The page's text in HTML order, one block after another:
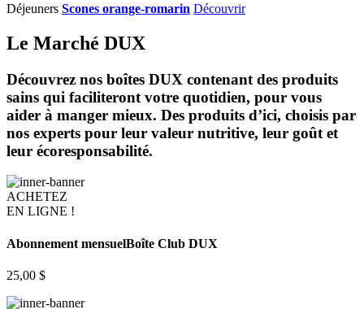
Déjeuners Scones orange-romarin Découvrir
Le Marché DUX
Découvrez nos boîtes DUX contenant des produits
sains qui faciliteront votre quotidien, pour vous
aider à manger mieux. Des produits d’ici, choisis par
nos experts pour leur valeur nutritive, leur goût et
leur écoresponsabilité.
ACHETEZ
EN LIGNE !
Abonnement mensuelBoîte Club DUX
25,00 $